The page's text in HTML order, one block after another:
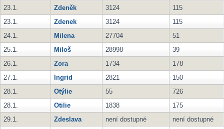
23.1.
Zdeněk 3124
115
23.1.
Zdenek 3124
115
24.1.
Milena 27704
51
25.1.
Miloš 28998
39
26.1.
Zora 1734
178
27.1.
Ingrid 2821
150
28.1.
Otýlie 55
726
28.1.
Otilie 1838
175
29.1.
Zdeslava není dostupné
není dostupné